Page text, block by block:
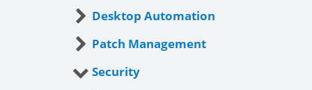
Desktop Automation
Patch Management
Security